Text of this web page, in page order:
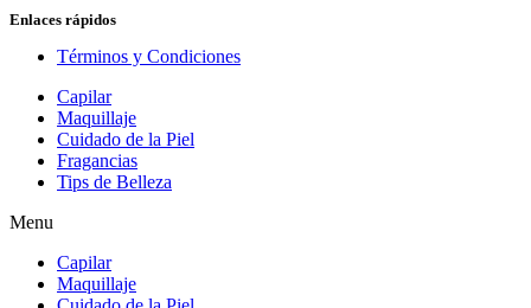
Enlaces rápidos
Términos y Condiciones
Capilar
Maquillaje
Cuidado de la Piel
Fragancias
Tips de Belleza
Menu
Capilar
Maquillaje